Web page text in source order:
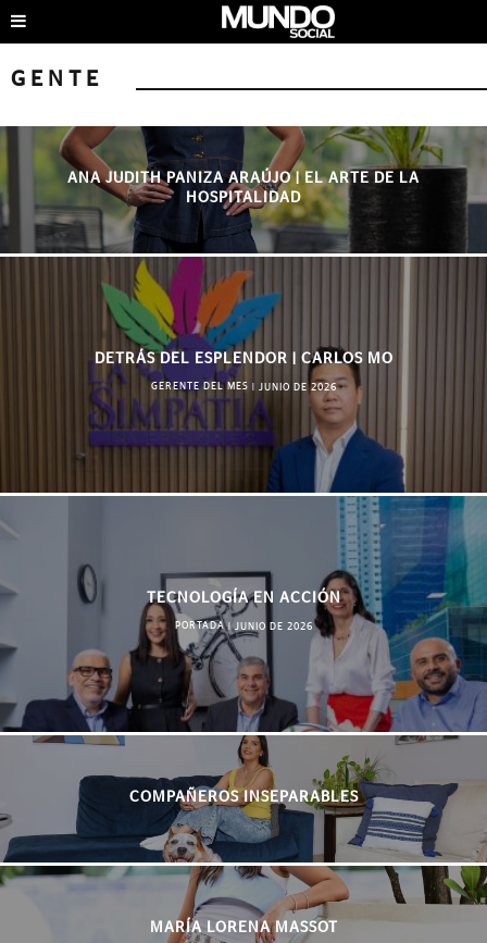
GENTE
ANA JUDITH PANIZA ARAÚJO | EL ARTE DE LA
HOSPITALIDAD
DETRÁS DEL ESPLENDOR | CARLOS MO
GERENTE DEL MES JUNIO DE 2026
TECNOLOGÍA EN ACCIÓN
PORTADA| JUNIO DE 2026
COMPAÑEROS INSEPARABLES
MARÍA LORENA MASSOT